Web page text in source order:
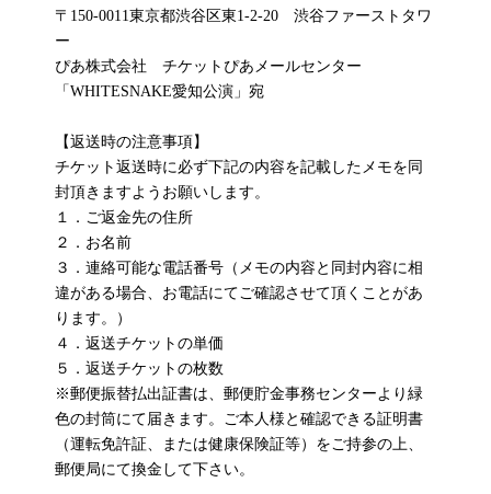
〒150-0011東京都渋谷区東1-2-20 渋谷ファーストタワ
ー
ぴあ株式会社 チケットぴあメールセンター
「WHITESNAKE愛知公演」宛
【返送時の注意事項】
チケット返送時に必ず下記の内容を記載したメモを同
封頂きますようお願いします。
１．ご返金先の住所
２．お名前
３．連絡可能な電話番号（メモの内容と同封内容に相
違がある場合、お電話にてご確認させて頂くことがあ
ります。）
４．返送チケットの単価
５．返送チケットの枚数
※郵便振替払出証書は、郵便貯金事務センターより緑
色の封筒にて届きます。ご本人様と確認できる証明書
（運転免許証、または健康保険証等）をご持参の上、
郵便局にて換金して下さい。